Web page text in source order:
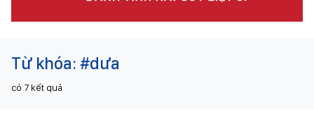
Từ khóa: #dưa
có 7 kết quả